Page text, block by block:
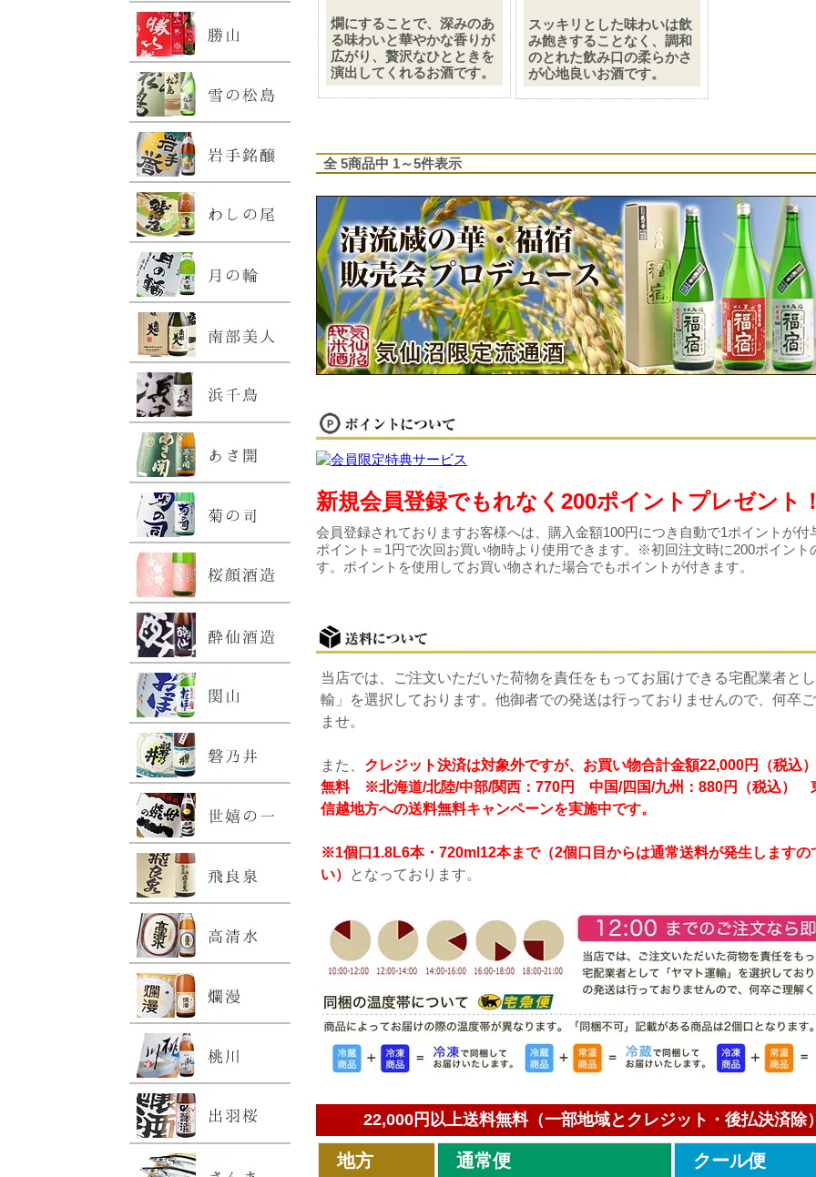
燗にすることで、深みのあ
る味わいと華やかな香りが
広がり、贅沢なひとときを
演出してくれるお酒です。
スッキリとした味わいは飲
み飽きすることなく、調和
のとれた飲み口の柔らかさ
が心地良いお酒です。
全 5商品中 1～5件表示
新規会員登録でもれなく200ポイントプレゼント
会員登録されておりますお客様へは、購入金額100円につき自動で1ポイントが付
ポイント＝1円で次回お買い物時より使用できます。※初回注文時に200ポイント
す。ポイントを使用してお買い物された場合でもポイントが付きます。
当店では、ご注文いただいた荷物を責任をもってお届けできる宅配業者と
輸」を選択しております。他御者での発送は行っておりませんので、何卒
ませ。
また、 クレジット決済は対象外ですが、お買い物合計金額22,000円（税込
無料 ※北海道/北陸/中部/関西：770円 中国/四国/九州：880円（税込）
信越地方への送料無料キャンペーンを実施中です。
※1個口1.8L6本・720ml12本まで（2個口目からは通常送料が発生しますの
い）
となっております。
22,000円以上送料無料（一部地域とクレジット・後払決済
地方 通常便 クール便